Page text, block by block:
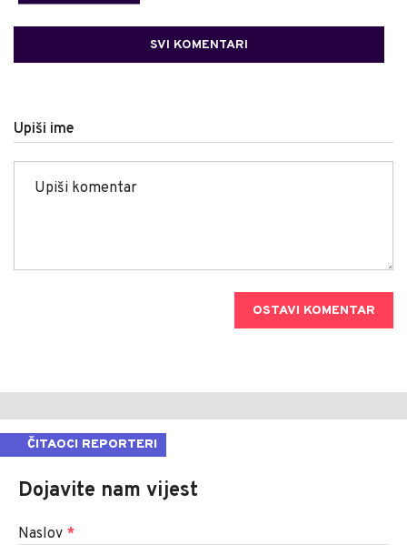
SVI KOMENTARI
Upiši ime
OSTAVI KOMENTAR
ČITAOCI REPORTERI
Dojavite nam vijest
Naslov *